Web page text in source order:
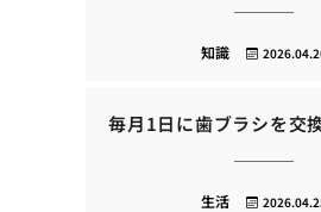
知識
毎月1日に歯ブラシを交
生活